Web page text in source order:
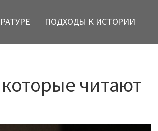
ПОДХОДЫ К ИСТОРИИ
читают